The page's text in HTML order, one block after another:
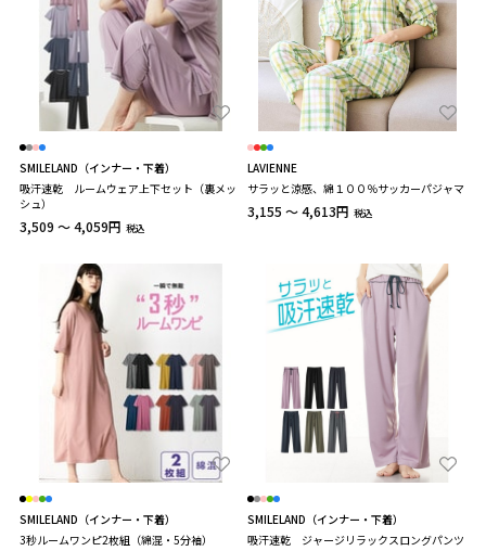
SMILELAND（インナー・下着）
吸汗速乾 ルームウェア上下セット（裏メッ
シュ）
3,509 ～ 4,059円 税込
LAVIENNE
サラッと涼感、綿１００％サッカーパジャマ
3,155 ～ 4,613円 税込
SMILELAND（インナー・下着）
3秒ルームワンピ2枚組（綿混・5分袖）
SMILELAND（インナー・下着）
吸汗速乾 ジャージリラックスロングパンツ